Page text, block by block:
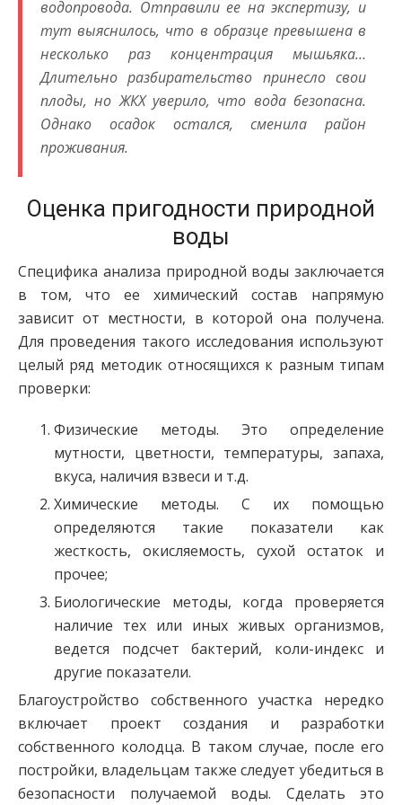
водопровода. Отправили ее на экспертизу, и
тут выяснилось, что в образце превышена в
несколько раз концентрация мышьяка…
Длительно разбирательство принесло свои
плоды, но ЖКХ уверило, что вода безопасна.
Однако осадок остался, сменила район
проживания.
Оценка пригодности природной
воды
Специфика анализа природной воды заключается
в том, что ее химический состав напрямую
зависит от местности, в которой она получена.
Для проведения такого исследования используют
целый ряд методик относящихся к разным типам
проверки:
Физические методы. Это определение
мутности, цветности, температуры, запаха,
вкуса, наличия взвеси и т.д.
Химические методы. С их помощью
определяются такие показатели как
жесткость, окисляемость, сухой остаток и
прочее;
Биологические методы, когда проверяется
наличие тех или иных живых организмов,
ведется подсчет бактерий, коли-индекс и
другие показатели.
Благоустройство собственного участка нередко
включает проект создания и разработки
собственного колодца. В таком случае, после его
постройки, владельцам также следует убедиться в
безопасности получаемой воды. Сделать это